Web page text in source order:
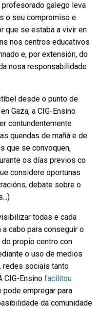
galego leva
o seu compromiso e
que se estaba a vivir en
nos centros educativos
e, por extensión, do
nosa responsabilidade
desde o punto de
Gaza, a CIG-Ensino
contundentemente
quendas de mañá e de
que se convoquen,
os días previos co
considere oportunas
debate sobre o
todas e cada
cabo para conseguir o
propio centro con
o uso de medios
redes sociais tanto
CIG-Ensino facilitou
pode empregar para
da comunidade